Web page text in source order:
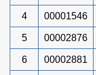
4 00001546
5 00002876
6 00002881